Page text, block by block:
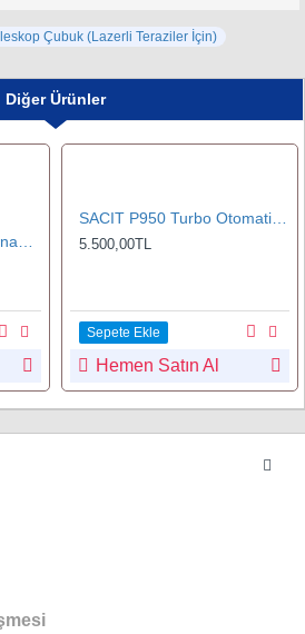
Çubuk (Lazerli Teraziler İçin)
Diğer Ürünler
SACIT P950 Turbo Otomatik Kararan Kaynak Maskesi
5.500,00TL
Sepete Ekle
Hemen Satın Al